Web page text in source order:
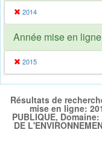
2014
Année mise en ligne
2015
Résultats de
mise en ligne:
PUBLIQUE,
DE